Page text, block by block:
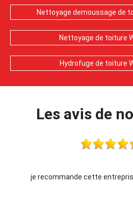
Nettoyage demoussage de
Nettoyage de toiture
Hydrofuge de toiture
Les avis de
je recommande cette entreprise